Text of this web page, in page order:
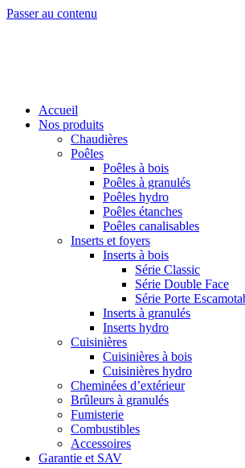
Passer au contenu
Accueil
Nos produits
Chaudières
Poêles
Poêles à bois
Poêles à granulés
Poêles hydro
Poêles étanches
Poêles canalisables
Inserts et foyers
Inserts à bois
Série Classic
Série Double Face
Série Porte
Inserts à granulés
Inserts hydro
Cuisinières
Cuisinières à bois
Cuisinières hydro
Cheminées d’extérieur
Brûleurs à granulés
Fumisterie
Combustibles
Accessoires
Garantie et SAV